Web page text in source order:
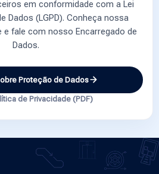
em conformidade com a Lei
Dados (LGPD). Conheça nossa
e fale com nosso Encarregado de
Dados.
Proteção de Dados
de Privacidade (PDF)